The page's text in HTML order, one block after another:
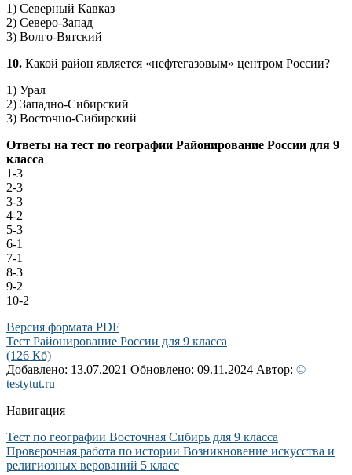
1) Северный Кавказ
2) Северо-Запад
3) Волго-Вятский
10. Какой район является «нефтегазовым» центром России?
1) Урал
2) Западно-Сибирский
3) Восточно-Сибирский
Ответы на тест по географии Районирование России для 9
класса
1-3
2-3
3-3
4-2
5-3
6-1
7-1
8-3
9-2
10-2
Версия формата PDF
Тест Районирование России для 9 класса
(126 Кб)
Добавлено: 13.07.2021 Обновлено: 09.11.2024 Автор: ©
testytut.ru
Навигация
Тест по географии Восточная Сибирь для 9 класса
Проверочная работа по истории Возникновение искусства и
религиозных верований 5 класс